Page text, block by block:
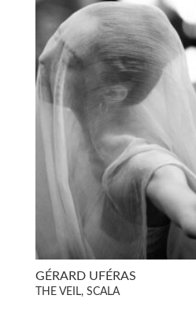
GÉRARD UFÉRAS
THE VEIL, SCALA